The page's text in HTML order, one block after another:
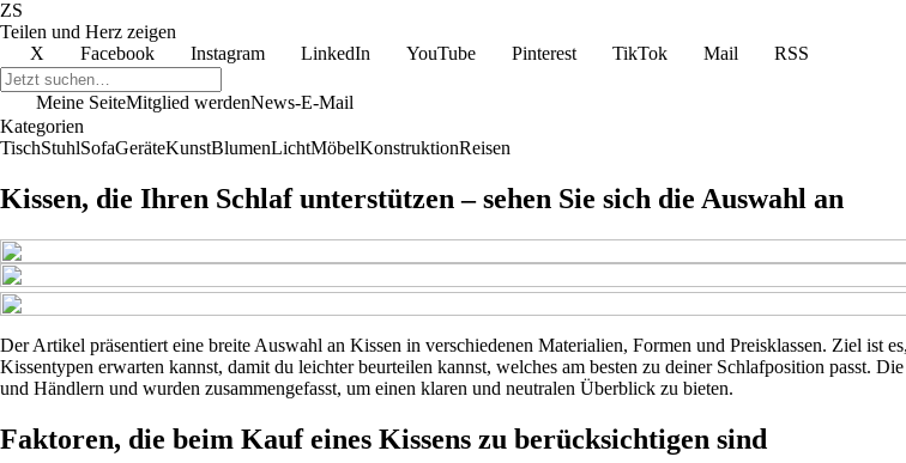
ZS
Teilen und Herz zeigen
X
Facebook Instagram LinkedIn YouTube Pinterest TikTok Mail RSS
Meine SeiteMitglied werdenNews-E-Mail
Kategorien
TischStuhlSofaGeräteKunstBlumenLichtMöbelKonstruktionReisen
Kissen, die Ihren Schlaf unterstützen – sehen Sie sich die Auswahl an
Der Artikel präsentiert eine breite Auswahl an Kissen in verschiedenen Materialien, Formen und Preisklassen. Ziel ist
Kissentypen erwarten kannst, damit du leichter beurteilen kannst, welches am besten zu deiner Schlafposition passt.
und Händlern und wurden zusammengefasst, um einen klaren und neutralen Überblick zu bieten.
Faktoren, die beim Kauf eines Kissens zu berücksichtigen sind